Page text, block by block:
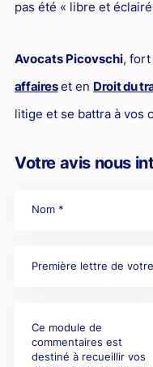
pas été « libre et
Avocats Picovschi, fort
affaireset en Droit du
litige et se battra à vos
Votre avis nous